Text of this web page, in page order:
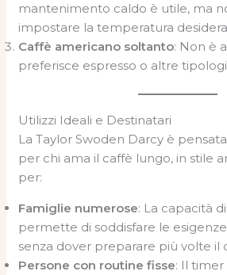
mantenimento caldo è utile, ma
impostare la temperatura
Caffè americano soltanto: Non è
preferisce espresso o altre
Utilizzi Ideali e Destinatari
La Taylor Swoden Darcy è
per chi ama il caffè lungo, in stile
per:
Famiglie numerose: La capacità
permette di soddisfare le
senza dover preparare più volte il
Persone con routine fisse: Il